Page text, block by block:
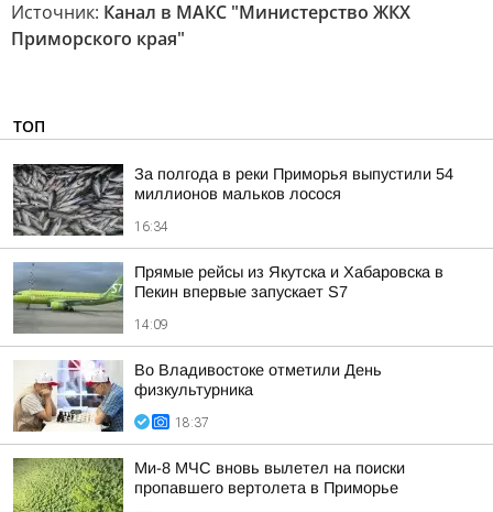
Источник: Канал в МАКС "Министерство ЖКХ
Приморского края"
ТОП
За полгода в реки Приморья выпустили 54
миллионов мальков лосося
16:34
Прямые рейсы из Якутска и Хабаровска в
Пекин впервые запускает S7
14:09
Во Владивостоке отметили День
физкультурника
18:37
Ми-8 МЧС вновь вылетел на поиски
пропавшего вертолета в Приморье